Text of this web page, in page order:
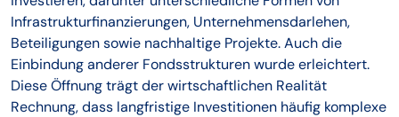
Infrastrukturfinanzierungen, Unternehmensdarlehen,
Beteiligungen sowie nachhaltige Projekte. Auch die
Einbindung anderer Fondsstrukturen wurde erleichtert.
Diese Öffnung trägt der wirtschaftlichen Realität
Rechnung, dass langfristige Investitionen häufig komplexe